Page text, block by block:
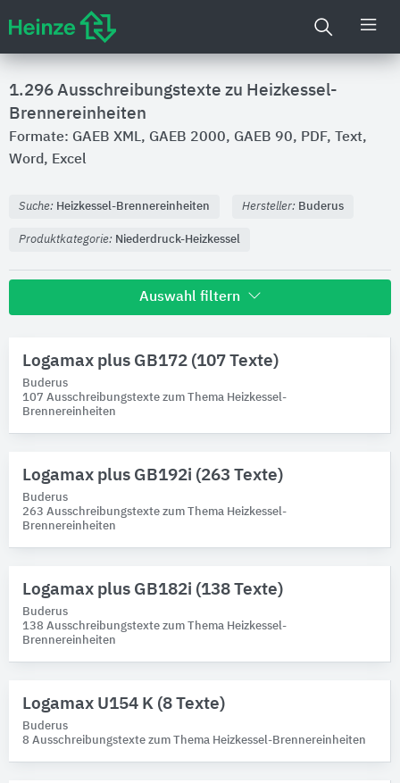
1.296 Ausschreibungstexte zu Heizkessel-
Brennereinheiten
Formate: GAEB XML, GAEB 2000, GAEB 90, PDF, Text,
Word, Excel
Suche: Heizkessel-Brennereinheiten Hersteller: Buderus
Produktkategorie: Niederdruck-Heizkessel
Auswahl filtern
Buderus
Produktkategorie
Niederdruck-Heizkessel
Logamax plus GB172 (107 Texte)
Buderus
107 Ausschreibungstexte zum Thema Heizkessel-
Brennereinheiten
Logamax plus GB192i (263 Texte)
Buderus
263 Ausschreibungstexte zum Thema Heizkessel-
Brennereinheiten
Logamax plus GB182i (138 Texte)
Buderus
138 Ausschreibungstexte zum Thema Heizkessel-
Brennereinheiten
Logamax U154 K (8 Texte)
Buderus
8 Ausschreibungstexte zum Thema Heizkessel-Brennereinheiten